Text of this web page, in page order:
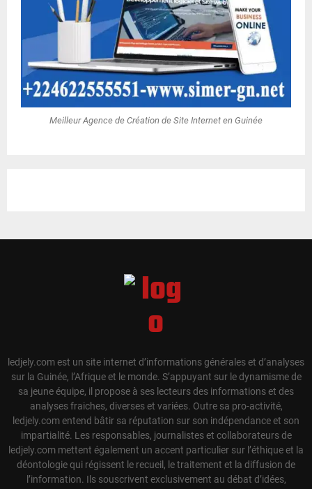
Meilleur Agence de Création de Site Internet en Guinée
ledjely.com est un site internet d’informations générales et d’analyses
sur la Guinée, l’Afrique et le monde. S’appuyant sur le dynamisme de
sa jeune équipe, il propose à ses lecteurs des informations et des
analyses fraiches, diverses et variées. Outre sa pro-activité,
ledjely.com entend bâtir sa réputation sur son indépendance et son
impartialité. Les responsables, journalistes et collaborateurs de
ledjely.com mettent également un accent particulier sur l’éthique et la
déontologie qui régissent le recueil, le traitement et la diffusion de
l’information. Ils souscrivent exclusivement au débat d’idées,